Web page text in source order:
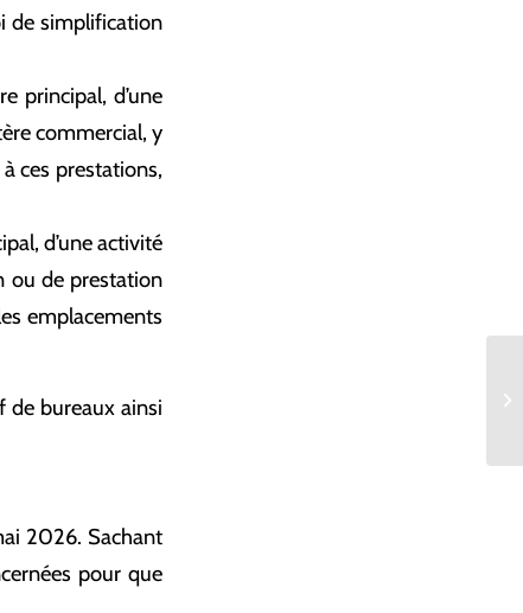
de simplification
principal, d’une
commercial, y
ces prestations,
d’une activité
ou de prestation
emplacements
de bureaux ainsi
2026. Sachant
pour que